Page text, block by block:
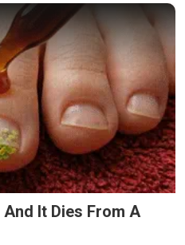
It Dies From A